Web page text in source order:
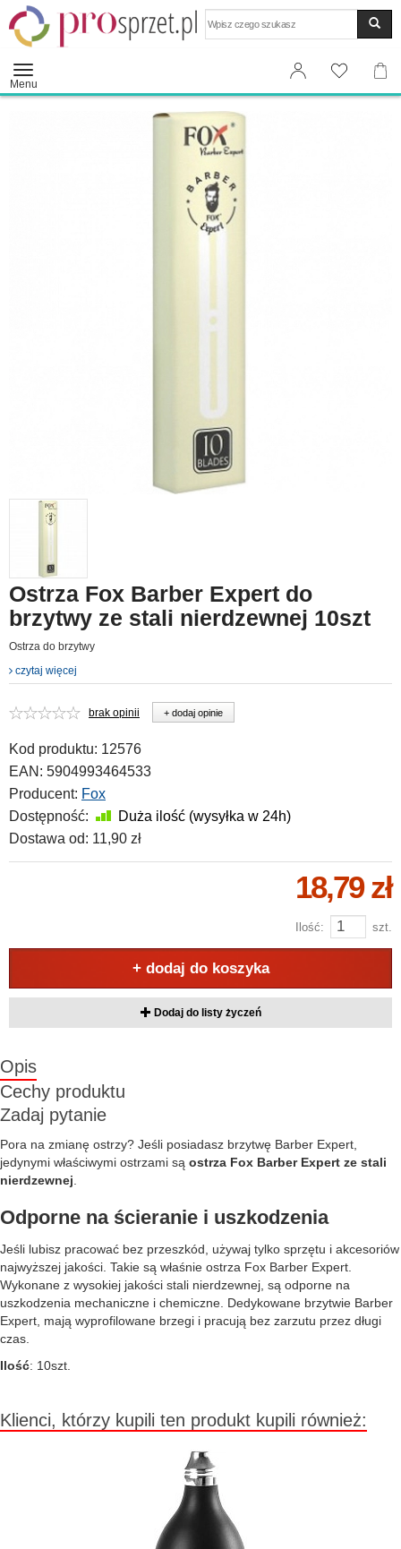
Menu
Ostrza Fox Barber Expert do
brzytwy ze stali nierdzewnej 10szt
Ostrza do brzytwy
czytaj więcej
brak opinii + dodaj opinie
Kod produktu: 12576
EAN: 5904993464533
Producent: Fox
Dostępność:
Duża ilość (wysyłka w 24h)
Dostawa od: 11,90 zł
18,79 zł
Ilość: szt.
+ dodaj do koszyka
Dodaj do listy życzeń
Opis
Cechy produktu
Zadaj pytanie
Pora na zmianę ostrzy? Jeśli posiadasz brzytwę Barber Expert,
jedynymi właściwymi ostrzami są ostrza Fox Barber Expert ze stali
nierdzewnej
Odporne na ścieranie i uszkodzenia
Jeśli lubisz pracować bez przeszkód, używaj tylko sprzętu i akcesoriów
najwyższej jakości. Takie są właśnie ostrza Fox Barber Expert.
Wykonane z wysokiej jakości stali nierdzewnej, są odporne na
uszkodzenia mechaniczne i chemiczne. Dedykowane brzytwie Barber
Expert, mają wyprofilowane brzegi i pracują bez zarzutu przez długi
czas.
Ilość: 10szt.
Klienci, którzy kupili ten produkt kupili również: